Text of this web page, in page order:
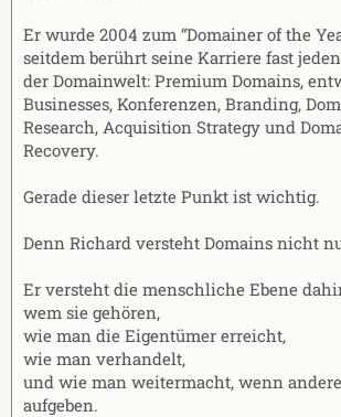
Er wurde 2004 zum “Domainer of the
seitdem berührt seine Karriere fast
der Domainwelt: Premium Domains,
Businesses, Konferenzen, Branding,
Research, Acquisition Strategy und
Recovery.
Gerade dieser letzte Punkt ist wichtig.
Denn Richard versteht Domains nicht
Er versteht die menschliche Ebene
wem sie gehören,
wie man die Eigentümer erreicht,
wie man verhandelt,
und wie man weitermacht, wenn
aufgeben.